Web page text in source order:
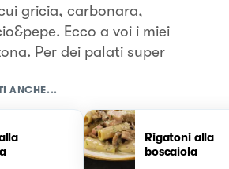
gricia, carbonara,
Ecco a voi i miei
Per dei palati super
ANCHE...
Rigatoni alla
boscaiola